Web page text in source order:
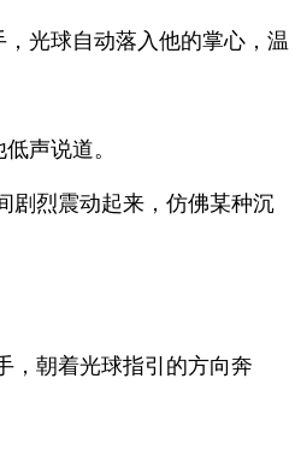
光球自动落入他的掌心，温
声说道。
烈震动起来，仿佛某种沉
朝着光球指引的方向奔